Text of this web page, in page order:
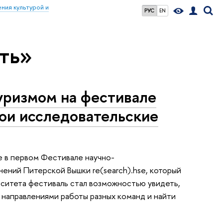
РУС EN
культурой и
на фестивале
исследовательские
в первом Фестивале научно-
Питерской Вышки re(search).hse, который
фестиваль стал возможностью увидеть,
работы разных команд и найти